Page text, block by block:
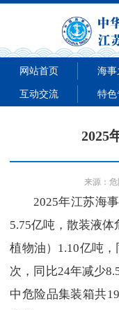
网站首页 海事
互动交流 特色
2025
来源： 危
2025年江苏海
5.75亿吨，散装液
植物油）1.10亿吨
次，同比24年减少
中危险品集装箱共